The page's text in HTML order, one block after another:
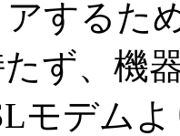
アするた
ず、機
モデム